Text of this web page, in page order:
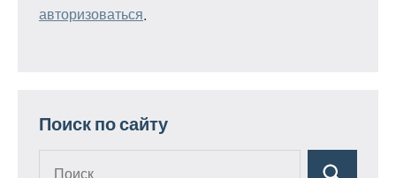
авторизоваться
Поиск по сайту